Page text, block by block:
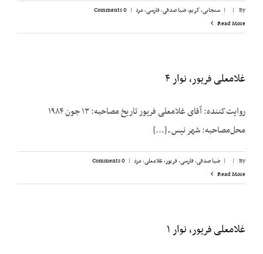
By
|
| سنجابی، کریم,ضیا صدقی,فارسی,مرد |
0 Comments
Read More
غلامعلی فریور، نوار ۴
روایت‌کننده: آقای غلامعلی فریور تاریخ مصاحبه: ۱۳ جون ۱۹۸۴
محل‌مصاحبه: شهر نیس ـ [...]
By
|
| ضیا صدقی,فارسی,فریور، غلامعلی,مرد |
0 Comments
Read More
غلامعلی فریور، نوار ۱